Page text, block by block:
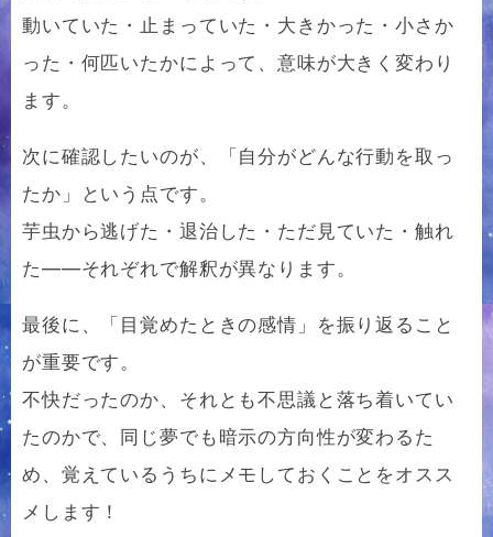
動いていた・止まっていた・大きかった・小さか
った・何匹いたかによって、意味が大きく変わり
ます。
次に確認したいのが、「自分がどんな行動を取っ
たか」という点です。
芋虫から逃げた・退治した・ただ見ていた・触れ
た——それぞれで解釈が異なります。
最後に、「目覚めたときの感情」を振り返ること
が重要です。
不快だったのか、それとも不思議と落ち着いてい
たのかで、同じ夢でも暗示の方向性が変わるた
め、覚えているうちにメモしておくことをオスス
メします！